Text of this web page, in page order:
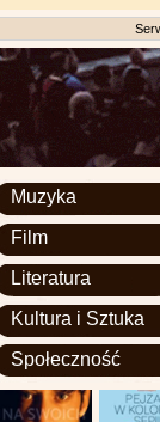
Muzyka
Film
Literatura
Kultura i Sztuka
Społeczność